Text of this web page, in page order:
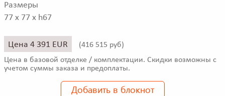
Размеры
77 x 77 x h67
Цена 4 391 EUR (416 515 руб)
Цена в базовой отделке / комплектации. Скидки возможны с
учетом суммы заказа и предоплаты.
Добавить в блокнот